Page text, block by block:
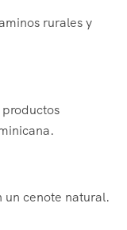
rurales y
un cenote natural.